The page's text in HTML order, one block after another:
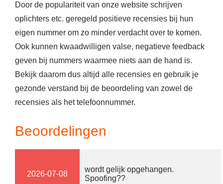
Door de populariteit van onze website schrijven
oplichters etc. geregeld positieve recensies bij hun
eigen nummer om zo minder verdacht over te komen.
Ook kunnen kwaadwilligen valse, negatieve feedback
geven bij nummers waarmee niets aan de hand is.
Bekijk daarom dus altijd alle recensies en gebruik je
gezonde verstand bij de beoordeling van zowel de
recensies als het telefoonnummer.
Beoordelingen
2026-07-08
wordt gelijk opgehangen.
Spoofing??